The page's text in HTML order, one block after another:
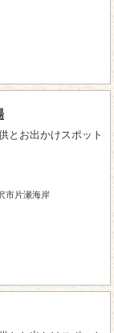
とお出かけスポット
市片瀬海岸